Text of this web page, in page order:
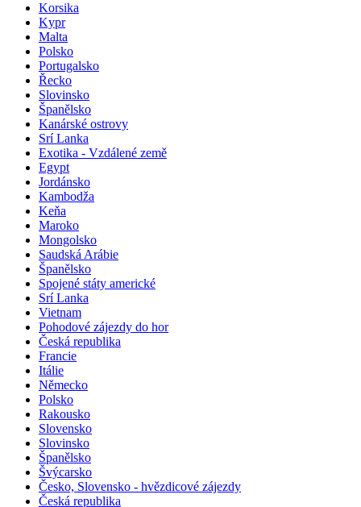
Korsika
Kypr
Malta
Polsko
Portugalsko
Řecko
Slovinsko
Španělsko
Kanárské ostrovy
Srí Lanka
Exotika - Vzdálené země
Egypt
Jordánsko
Kambodža
Keňa
Maroko
Mongolsko
Saudská Arábie
Španělsko
Spojené státy americké
Srí Lanka
Vietnam
Pohodové zájezdy do hor
Česká republika
Francie
Itálie
Německo
Polsko
Rakousko
Slovensko
Slovinsko
Španělsko
Švýcarsko
Česko, Slovensko - hvězdicové zájezdy
Česká republika